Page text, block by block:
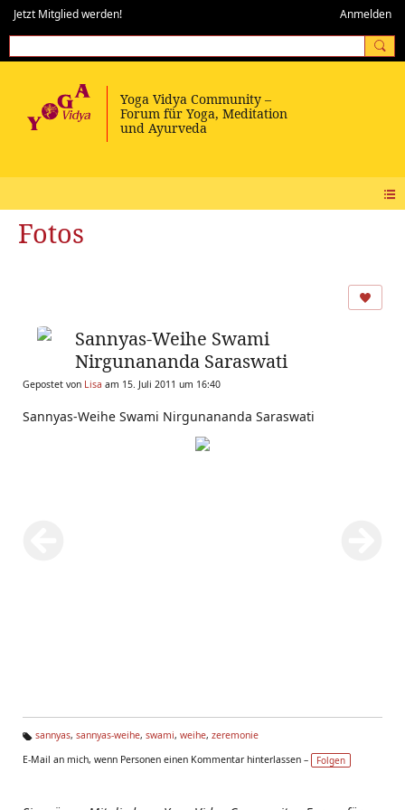
Jetzt Mitglied werden! Anmelden
Fotos
Sannyas-Weihe Swami
Nirgunananda Saraswati
Gepostet von Lisa am 15. Juli 2011 um 16:40
Sannyas-Weihe Swami Nirgunananda Saraswati
g
sannyas, sannyas-weihe, swami, weihe, zeremonie
E-Mail an mich, wenn Personen einen Kommentar hinterlassen –
Folgen